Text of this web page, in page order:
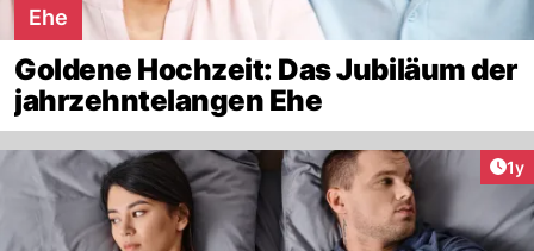
Ehe
Goldene Hochzeit: Das Jubiläum der
jahrzehntelangen Ehe
1y